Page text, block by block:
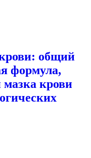
общий
формула,
крови